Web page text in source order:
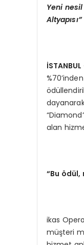
Yeni
Altyapısı”
İSTANBUL
alan
“Bu ödül,
ikas
müşteri